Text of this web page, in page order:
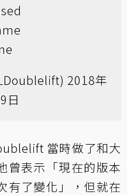
2018年
日
當時做了和大
曾表示「現在的版本
有了變化」，但就在